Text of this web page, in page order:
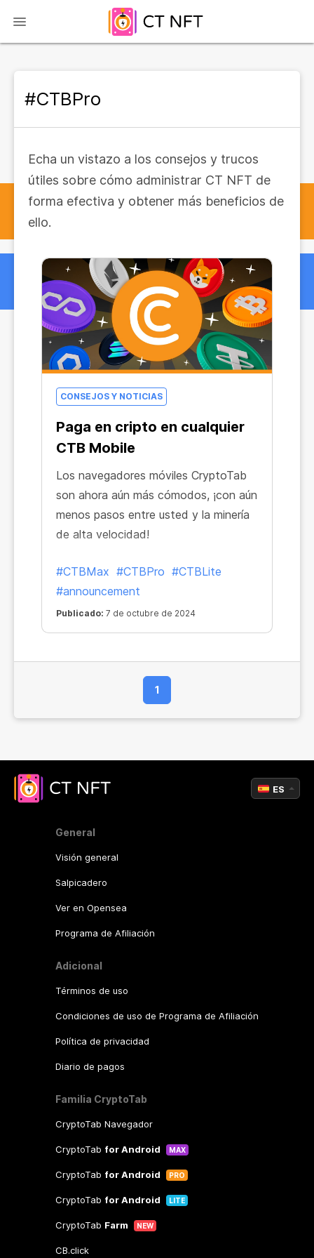
#CTBPro
Echa un vistazo a los consejos y trucos
útiles sobre cómo administrar CT NFT de
forma efectiva y obtener más beneficios de
ello.
CONSEJOS Y NOTICIAS
Paga en cripto en cualquier
CTB Mobile
Los navegadores móviles CryptoTab
son ahora aún más cómodos, ¡con aún
menos pasos entre usted y la minería
de alta velocidad!
#CTBMax #CTBPro #CTBLite
#announcement
Publicado: 7 de octubre de 2024
1
General
Visión general
Salpicadero
Ver en Opensea
Programa de Afiliación
Adicional
Términos de uso
Condiciones de uso de Programa de Afiliación
Política de privacidad
Diario de pagos
Familia CryptoTab
CryptoTab Navegador
CryptoTab for Android MAX
CryptoTab for Android PRO
CryptoTab for Android LITE
CryptoTab Farm NEW
CB.click
ES